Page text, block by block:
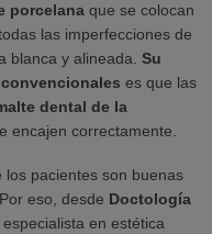
porcelana que se colocan
las imperfecciones de
blanca y alineada. Su
es que las
dental de la
encajen correctamente.
los pacientes son buenas
eso, desde Doctología
en estética